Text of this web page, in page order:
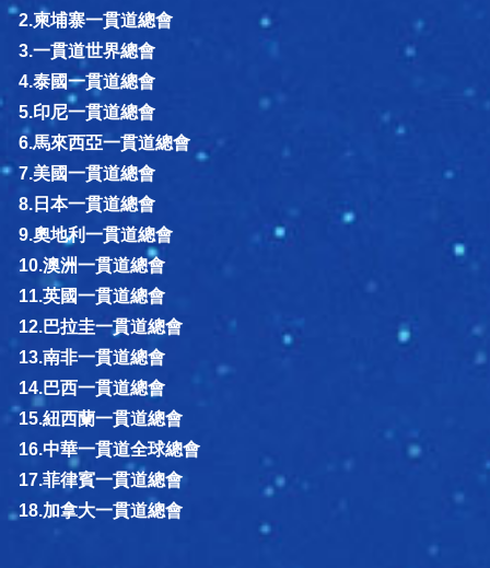
2.柬埔寨一貫道總會
3.一貫道世界總會
4.泰國一貫道總會
5.印尼一貫道總會
6.馬來西亞一貫道總會
7.美國一貫道總會
8.日本一貫道總會
9.奧地利一貫道總會
10.澳洲一貫道總會
11.英國一貫道總會
12.巴拉圭一貫道總會
13.南非一貫道總會
14.巴西一貫道總會
15.紐西蘭一貫道總會
16.中華一貫道全球總會
17.菲律賓一貫道總會
18.加拿大一貫道總會